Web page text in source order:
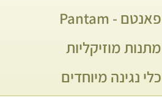
פאנטם - Pantam
מתנות מוזיקליות
כלי נגינה מיוחדים